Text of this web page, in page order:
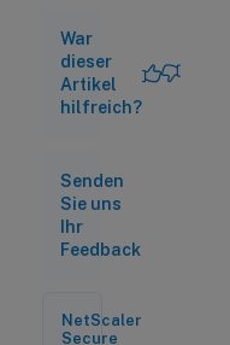
des Typs
JSON SQL
Injection
Einschleusungsschutz
Zu
War
dieser
Artikel
hilfreich?
Senden
Sie uns
Ihr
Feedback
NetScaler
Secure